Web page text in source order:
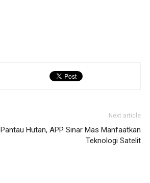
Next article
Pantau Hutan, APP Sinar Mas Manfaatkan
Teknologi Satelit